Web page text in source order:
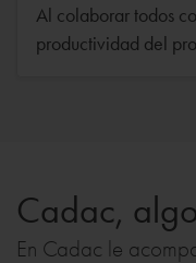
Al colaborar todos
productividad del
Cadac,
En Cadac le